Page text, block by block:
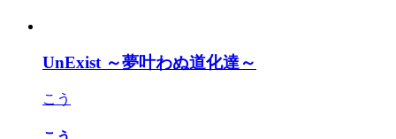
UnExist ～夢叶わぬ道化達～
こう